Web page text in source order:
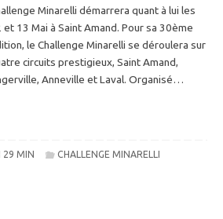
Minarelli démarrera quant à lui les
et 13 Mai à Saint Amand. Pour sa 30ème
le Challenge Minarelli se déroulera sur
circuits prestigieux, Saint Amand,
Anneville et Laval. Organisé…
29 MIN CHALLENGE MINARELLI